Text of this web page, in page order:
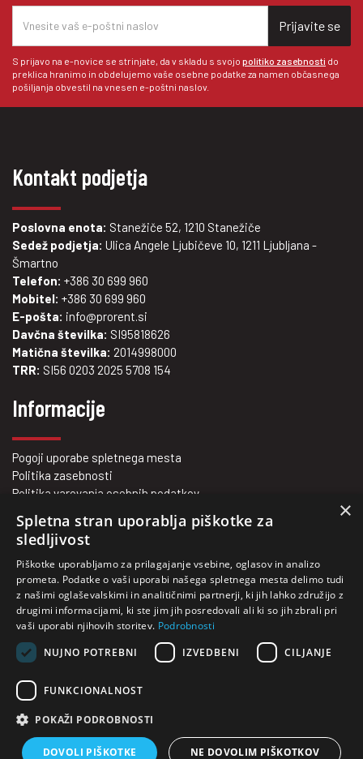
Prijavite se
S prijavo na e-novice se strinjate, da v skladu s svojo politiko zasebnosti do
preklica hranimo in obdelujemo vaše osebne podatke za namen občasnega
pošiljanja obvestil na vnesen e-poštni naslov.
Kontakt podjetja
Poslovna enota: Stanežiče 52, 1210 Stanežiče
Sedež podjetja: Ulica Angele Ljubičeve 10, 1211 Ljubljana -
Šmartno
Telefon: +386 30 699 960
Mobitel: +386 30 699 960
E-pošta: info@prorent.si
Davčna številka: SI95818626
Matična številka: 2014998000
TRR: SI56 0203 2025 5708 154
Informacije
Pogoji uporabe spletnega mesta
Politika zasebnosti
Politika varovanja osebnih podatkov
Kje smo?
Kontakt
O nas
Vaš zanesljivi partner za nakup in najem viličarjev.
Rabljeni viličarji za vsakogar!
Copyright 2026 PRORENT d.o.o.
×
Spletna stran uporablja piškotke za
sledljivost
Piškotke uporabljamo za prilagajanje vsebine, oglasov in analizo
prometa. Podatke o vaši uporabi našega spletnega mesta delimo tudi
z našimi oglaševalskimi in analitičnimi partnerji, ki jih lahko združijo z
drugimi informacijami, ki ste jim jih posredovali ali ki so jih zbrali pri
vaši uporabi njihovih storitev. Podrobnosti
NUJNO POTREBNI
IZVEDBENI CILJANJE
FUNKCIONALNOST
POKAŽI PODROBNOSTI
DOVOLI PIŠKOTKE NE DOVOLIM PIŠKOTKOV